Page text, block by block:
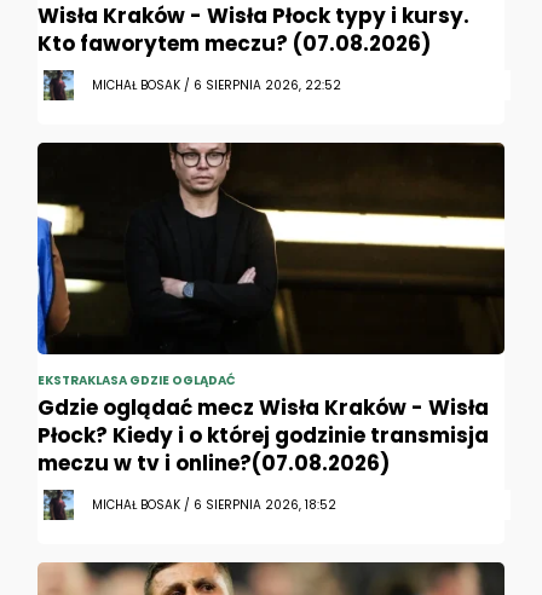
Wisła Kraków - Wisła Płock typy i kursy.
Kto faworytem meczu? (07.08.2026)
MICHAŁ BOSAK / 6 SIERPNIA 2026, 22:52
EKSTRAKLASA GDZIE OGLĄDAĆ
Gdzie oglądać mecz Wisła Kraków - Wisła
Płock? Kiedy i o której godzinie transmisja
meczu w tv i online?(07.08.2026)
MICHAŁ BOSAK / 6 SIERPNIA 2026, 18:52